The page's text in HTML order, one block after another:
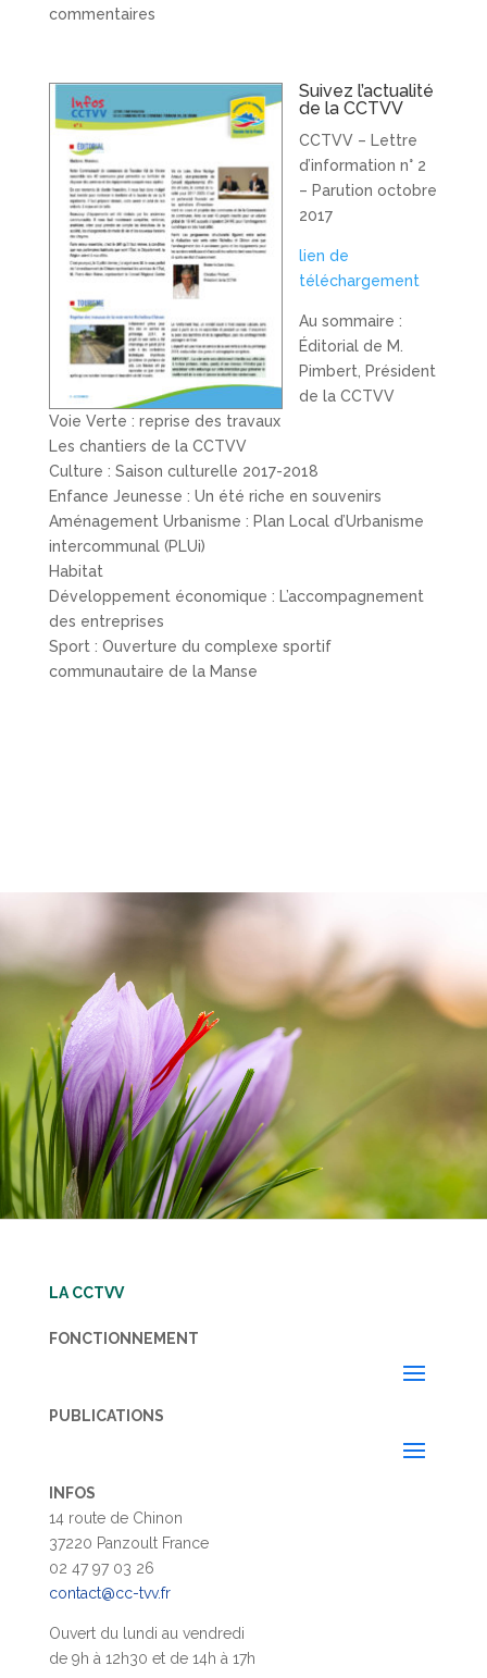
commentaires
Suivez l’actualité
de la CCTVV
CCTVV – Lettre
d’information n° 2
– Parution octobre
2017
lien de
téléchargement
Au sommaire :
Éditorial de M.
Pimbert, Président
de la CCTVV
Voie Verte : reprise des travaux
Les chantiers de la CCTVV
Culture : Saison culturelle 2017-2018
Enfance Jeunesse : Un été riche en souvenirs
Aménagement Urbanisme : Plan Local d’Urbanisme
intercommunal (PLUi)
Habitat
Développement économique : L’accompagnement
des entreprises
Sport : Ouverture du complexe sportif
communautaire de la Manse
LA CCTVV
FONCTIONNEMENT
PUBLICATIONS
INFOS
14 route de Chinon
37220 Panzoult France
02 47 97 03 26
contact@cc-tvv.fr
Ouvert du lundi au vendredi
de 9h à 12h30 et de 14h à 17h